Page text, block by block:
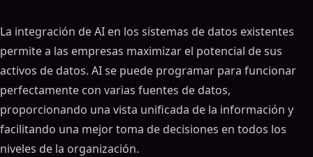
La integración de AI en los sistemas de datos existentes
permite a las empresas maximizar el potencial de sus
activos de datos. AI se puede programar para funcionar
perfectamente con varias fuentes de datos,
proporcionando una vista unificada de la información y
facilitando una mejor toma de decisiones en todos los
niveles de la organización.